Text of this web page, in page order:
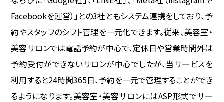
Facebookを運営）」との3社ともシステム連携をしており、予
約やスタッフのシフト管理を一元化できます。従来、美容室・
美容サロンでは電話予約が中心で、定休日や営業時間外は
予約受付ができないサロンが中心でしたが、当サービスを
利用すると24時間365日、予約を一元で管理することができ
るようになります。美容室・美容サロンにはASP形式でサー